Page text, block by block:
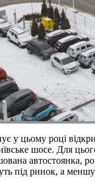
у цьому році
шосе. Для
автостоянка,
під ринок, а